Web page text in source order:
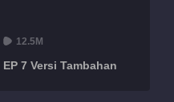
12.5M
EP 7 Versi Tambahan